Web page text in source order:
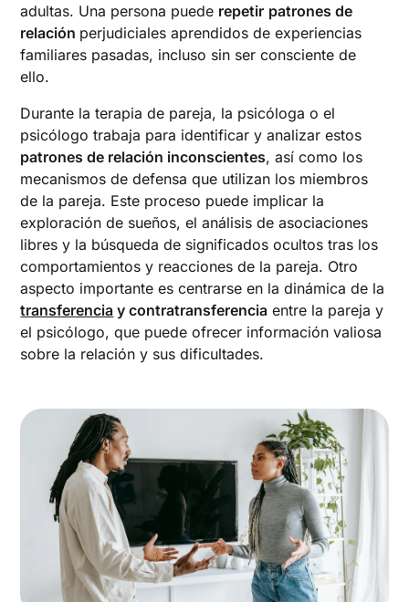
adultas. Una persona puede repetir patrones de
relación perjudiciales aprendidos de experiencias
familiares pasadas, incluso sin ser consciente de
ello.
Durante la terapia de pareja, la psicóloga o el
psicólogo trabaja para identificar y analizar estos
patrones de relación inconscientes, así como los
mecanismos de defensa que utilizan los miembros
de la pareja. Este proceso puede implicar la
exploración de sueños, el análisis de asociaciones
libres y la búsqueda de significados ocultos tras los
comportamientos y reacciones de la pareja. Otro
aspecto importante es centrarse en la dinámica de la
transferencia y contratransferencia entre la pareja y
el psicólogo, que puede ofrecer información valiosa
sobre la relación y sus dificultades.